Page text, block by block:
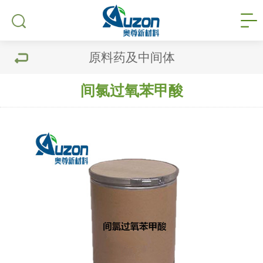
原料药及中间体
间氯过氧苯甲酸